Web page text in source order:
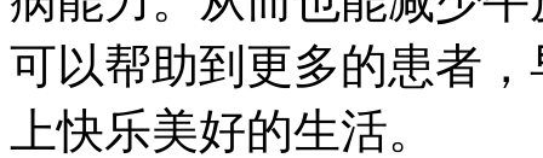
可以帮助到更多的患者
上快乐美好的生活。